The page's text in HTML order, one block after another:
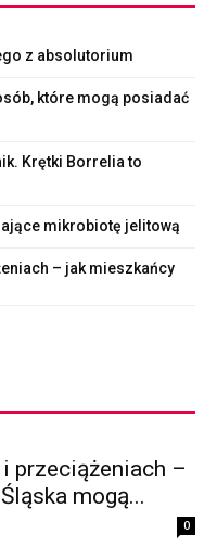
z absolutorium
które mogą posiadać
Krętki Borrelia to
mikrobiotę jelitową
– jak mieszkańcy
przeciążeniach –
mogą...
0